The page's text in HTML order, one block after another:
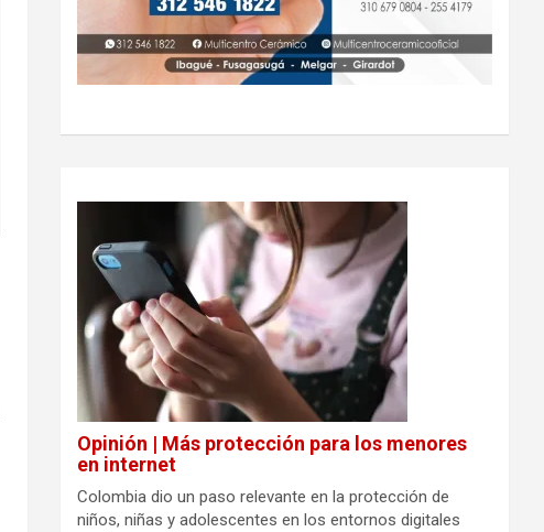
Opinión | Más protección para los menores
en internet
Colombia dio un paso relevante en la protección de
niños, niñas y adolescentes en los entornos digitales